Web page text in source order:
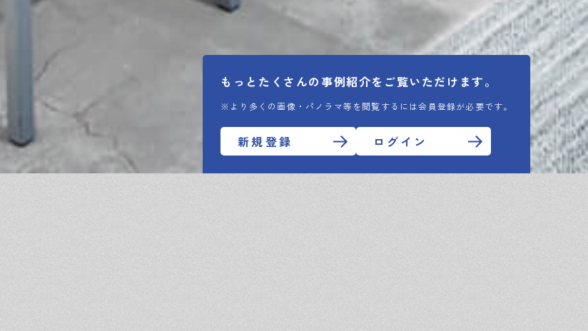
もっとたくさんの 事例紹介をご覧いただけます。
※より多くの画像・パノラマ等を閲覧するには会員登録が必要です。
新規登録 ログイン